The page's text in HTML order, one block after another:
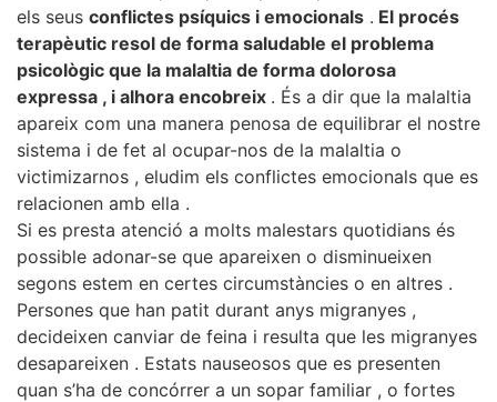
els seus conflictes psíquics i emocionals . El procés
terapèutic resol de forma saludable el problema
psicològic que la malaltia de forma dolorosa
expressa , i alhora encobreix . És a dir que la malaltia
apareix com una manera penosa de equilibrar el nostre
sistema i de fet al ocupar-nos de la malaltia o
victimizarnos , eludim els conflictes emocionals que es
relacionen amb ella .
Si es presta atenció a molts malestars quotidians és
possible adonar-se que apareixen o disminueixen
segons estem en certes circumstàncies o en altres .
Persones que han patit durant anys migranyes ,
decideixen canviar de feina i resulta que les migranyes
desapareixen . Estats nauseosos que es presenten
quan s’ha de concórrer a un sopar familiar , o fortes